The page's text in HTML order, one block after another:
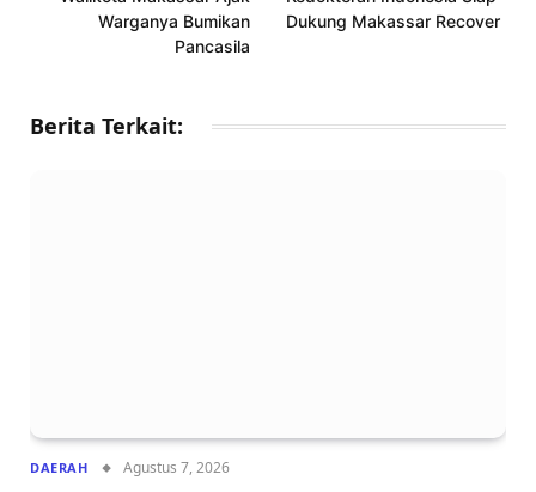
Warganya Bumikan
Pancasila
Dukung Makassar Recover
Berita Terkait:
DAERAH Agustus 7, 2026